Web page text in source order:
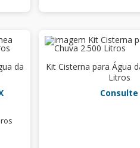
da
Kit Cisterna para Água
Litros
Consulte